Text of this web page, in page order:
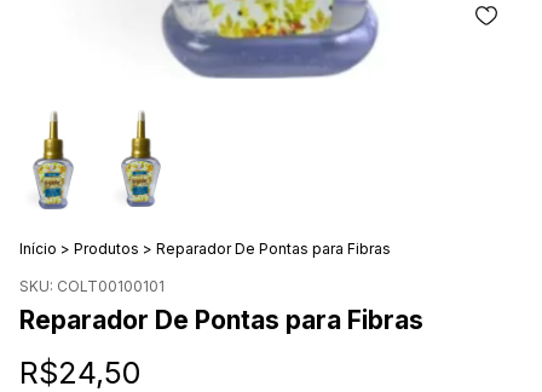
Início > Produtos > Reparador De Pontas para Fibras
SKU: COLT00100101
Reparador De Pontas para Fibras
R$24,50